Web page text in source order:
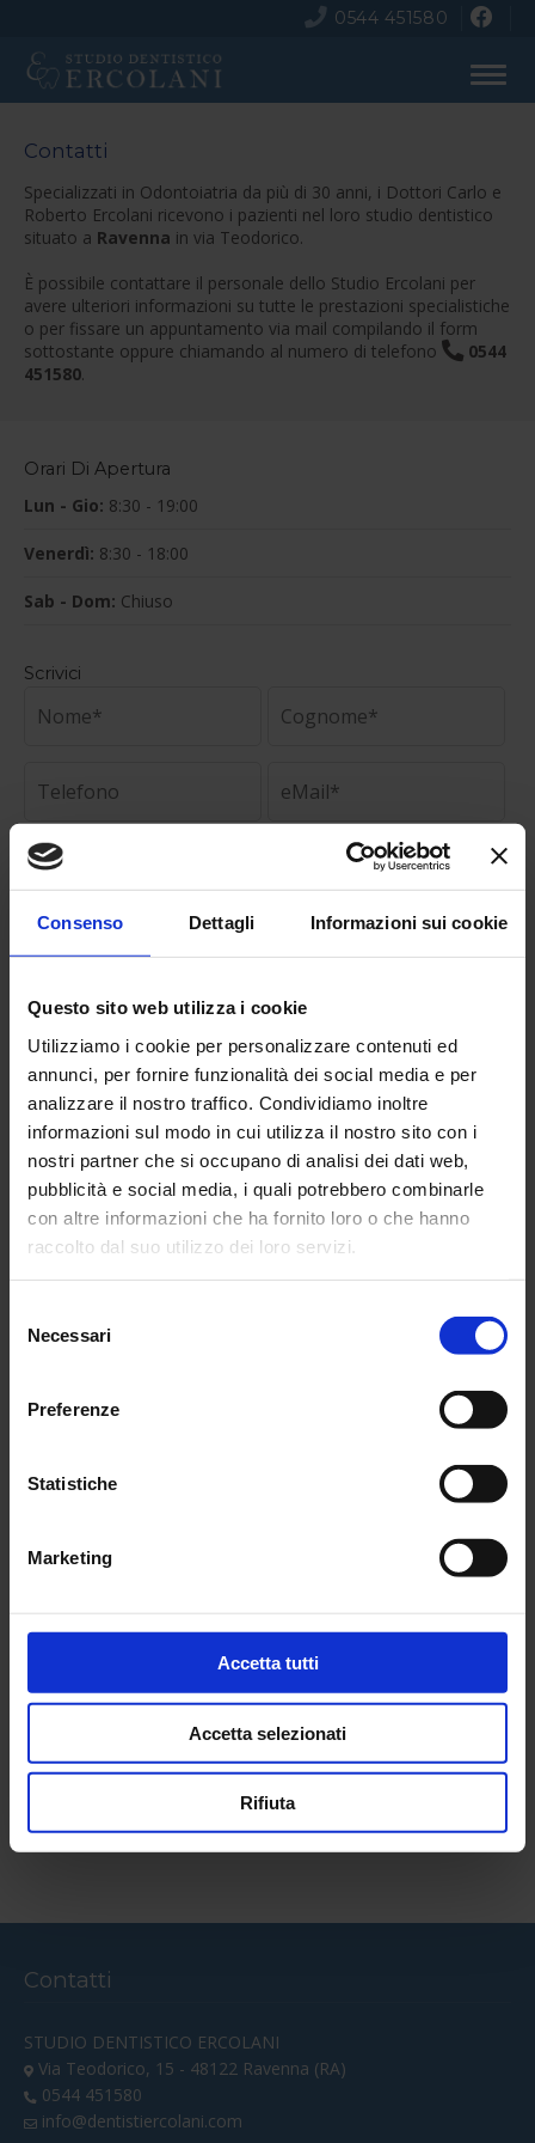
Consenso Dettagli Informazioni sui cookie
Questo sito web utilizza i cookie
Utilizziamo i cookie per personalizzare contenuti ed
annunci, per fornire funzionalità dei social media e per
analizzare il nostro traffico. Condividiamo inoltre
informazioni sul modo in cui utilizza il nostro sito con i
nostri partner che si occupano di analisi dei dati web,
pubblicità e social media, i quali potrebbero combinarle
con altre informazioni che ha fornito loro o che hanno
raccolto dal suo utilizzo dei loro servizi.
delNecessari
Preferenze
Statistiche
Marketing
Accetta tutti
Accetta selezionati
Rifiuta
0544 451580
Contatti
Specializzati in Odontoiatria da più di 30 anni, i Dottori Carlo e
Roberto Ercolani ricevono i pazienti nel loro studio dentistico
situato a Ravenna in via Teodorico.
È possibile contattare il personale dello Studio Ercolani per
avere ulteriori informazioni su tutte le prestazioni specialistiche
o per fissare un appuntamento via mail compilando il form
sottostante oppure chiamando al numero di telefono
0544
451580.
Orari Di Apertura
Lun - Gio: 8:30 - 19:00
Venerdì: 8:30 - 18:00
Sab - Dom: Chiuso
Scrivici
* Campi obbligatori
Dichiaro di aver Lettol'Informativa sulla Privacyed Accetto le
Condizioni.
Via Teodorico 15 - 48122 Ravenna
Contatti
STUDIO DENTISTICO ERCOLANI
Via Teodorico, 15 - 48122 Ravenna (RA)
0544 451580
info@dentistiercolani.com